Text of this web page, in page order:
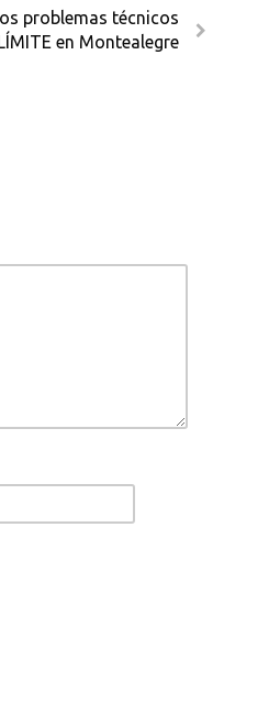
problemas técnicos
en Montealegre